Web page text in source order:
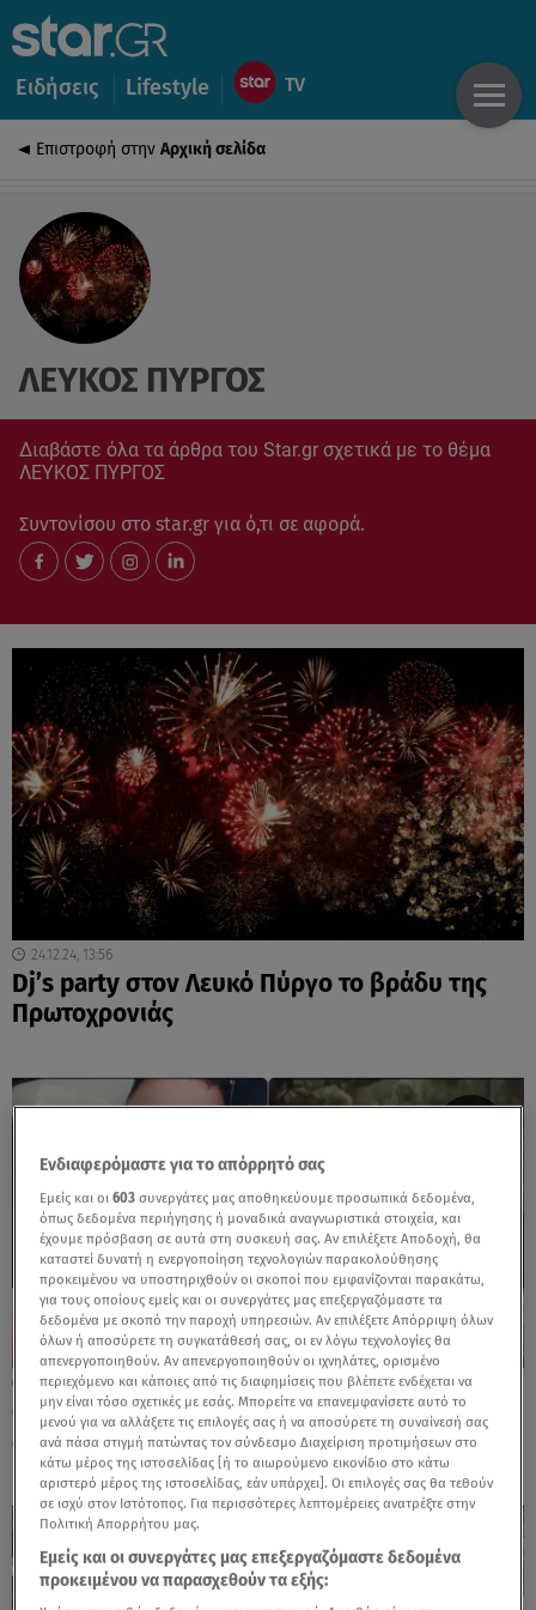
Ειδήσεις Lifestyle
Επιστροφή στην Αρχική σελίδα
ΛΕΥΚΟΣ ΠΥΡΓΟΣ
Διαβάστε όλα τα άρθρα του Star.gr σχετικά με το θέμα
ΛΕΥΚΟΣ ΠΥΡΓΟΣ
Συντονίσου στο star.gr για ό,τι σε αφορά.
24.12.24, 13:56
Dj’s party στον Λευκό Πύργο το βράδυ της
Πρωτοχρονιάς
26.04.24, 10:23
Θρήνος για τον 34χρονο Αντώνη που
αυτοκτόνησε από τον Λευκό Πύργο
Ενδιαφερόμαστε για το απόρρητό σας
Εμείς και οι603 συνεργάτες μας αποθηκεύουμε προσωπικά δεδομένα,
όπως δεδομένα περιήγησης ή μοναδικά αναγνωριστικά στοιχεία, και
έχουμε πρόσβαση σε αυτά στη συσκευή σας. Αν επιλέξετε Αποδοχή, θα
καταστεί δυνατή η ενεργοποίηση τεχνολογιών παρακολούθησης
προκειμένου να υποστηριχθούν οι σκοποί που εμφανίζονται παρακάτω,
για τους οποίους εμείς και οι συνεργάτες μας επεξεργαζόμαστε τα
δεδομένα με σκοπό την παροχή υπηρεσιών. Αν επιλέξετε Απόρριψη όλων
όλων ή αποσύρετε τη συγκατάθεσή σας, οι εν λόγω τεχνολογίες θα
απενεργοποιηθούν. Αν απενεργοποιηθούν οι ιχνηλάτες, ορισμένο
περιεχόμενο και κάποιες από τις διαφημίσεις που βλέπετε ενδέχεται να
μην είναι τόσο σχετικές με εσάς. Μπορείτε να επανεμφανίσετε αυτό το
μενού για να αλλάξετε τις επιλογές σας ή να αποσύρετε τη συναίνεσή σας
ανά πάσα στιγμή πατώντας τον σύνδεσμο Διαχείριση προτιμήσεων στο
κάτω μέρος της ιστοσελίδας [ή το αιωρούμενο εικονίδιο στο κάτω
αριστερό μέρος της ιστοσελίδας, εάν υπάρχει]. Οι επιλογές σας θα τεθούν
σε ισχύ στον Ιστότοπος. Για περισσότερες λεπτομέρειες ανατρέξτε στην
Πολιτική Απορρήτου μας.
Εμείς και οι συνεργάτες μας επεξεργαζόμαστε δεδομένα
προκειμένου να παρασχεθούν τα εξής: